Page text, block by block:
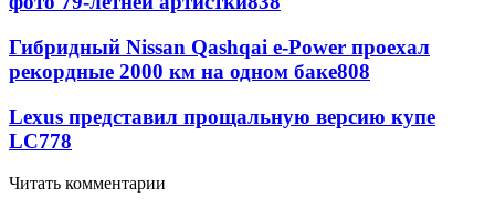
Гибридный Nissan Qashqai e-Power проехал
рекордные 2000 км на одном баке808
Lexus представил прощальную версию купе
LC778
Читать комментарии